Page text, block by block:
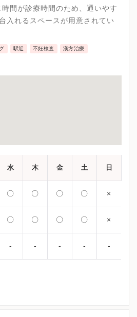
医科大学病院、都立大塚病院、順
ど連携しているため、様々な症
することができます。
間が診療時間のため、通いやす
入れるスペースが用意されてい
駅近 不妊検査 漢方治療
水 木 金 土 日
〇 〇 〇 〇 ×
〇 〇 〇 〇 ×
- - - - -